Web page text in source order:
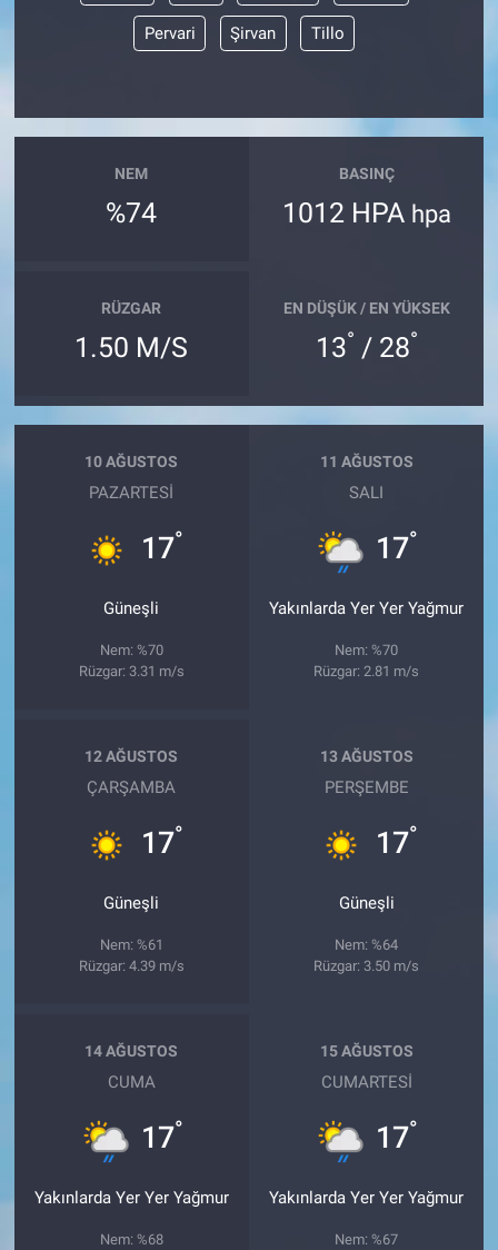
Pervari Şirvan Tillo
NEM
%74
BASINÇ
1012 HPA hpa
RÜZGAR
1.50 M/S
EN DÜŞÜK / EN YÜKSEK
13° / 28°
10 AĞUSTOS
PAZARTESI
17°
Güneşli
Nem: %70
Rüzgar: 3.31 m/s
11 AĞUSTOS
SALI
17°
Yakınlarda Yer Yer Yağmur
Nem: %70
Rüzgar: 2.81 m/s
12 AĞUSTOS
ÇARŞAMBA
17°
Güneşli
Nem: %61
Rüzgar: 4.39 m/s
13 AĞUSTOS
PERŞEMBE
17°
Güneşli
Nem: %64
Rüzgar: 3.50 m/s
14 AĞUSTOS
CUMA
17°
Yakınlarda Yer Yer Yağmur
Nem: %68
15 AĞUSTOS
CUMARTESI
17°
Yakınlarda Yer Yer Yağmur
Nem: %67